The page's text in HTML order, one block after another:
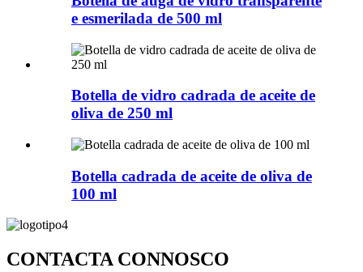
e esmerilada de 500 ml
Botella de vidro cadrada de aceite de
oliva de 250 ml
Botella cadrada de aceite de oliva de
100 ml
CONTACTA CONNOSCO